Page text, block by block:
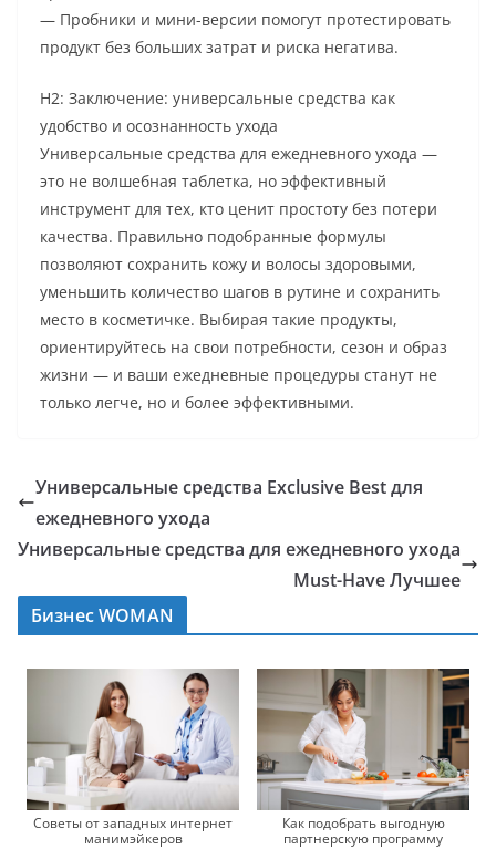
— Пробники и мини-версии помогут протестировать
продукт без больших затрат и риска негатива.
H2: Заключение: универсальные средства как
удобство и осознанность ухода
Универсальные средства для ежедневного ухода —
это не волшебная таблетка, но эффективный
инструмент для тех, кто ценит простоту без потери
качества. Правильно подобранные формулы
позволяют сохранить кожу и волосы здоровыми,
уменьшить количество шагов в рутине и сохранить
место в косметичке. Выбирая такие продукты,
ориентируйтесь на свои потребности, сезон и образ
жизни — и ваши ежедневные процедуры станут не
только легче, но и более эффективными.
Универсальные средства Exclusive Best для
ежедневного ухода
Универсальные средства для ежедневного ухода
Must-Have Лучшее
Бизнес WOMAN
Советы от западных интернет
манимэйкеров
Как подобрать выгодную
партнерскую программу